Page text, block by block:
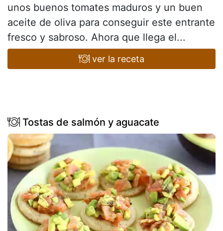
unos buenos tomates maduros y un buen
aceite de oliva para conseguir este entrante
fresco y sabroso. Ahora que llega el...
ver la receta
Tostas de salmón y aguacate